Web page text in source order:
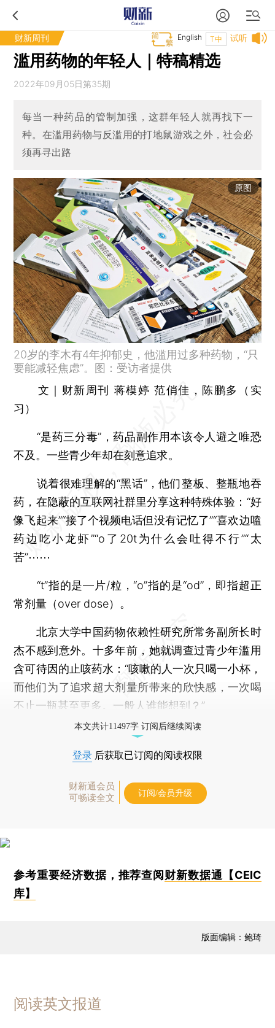
财新周刊 试听
T中
English
滥用药物的年轻人｜特稿精选
2022年09月05日第35期
每当一种药品的管制加强，这群年轻人就再找下一
种。在滥用药物与反滥用的打地鼠游戏之外，社会必
须再寻出路
原图
20岁的李木有4年抑郁史，他滥用过多种药物，“只
要能减轻焦虑”。图：受访者提供
文｜财新周刊 蒋模婷 范俏佳，陈鹏多（实
习）
“是药三分毒”，药品副作用本该令人避之唯恐
不及。一些青少年却在刻意追求。
说着很难理解的“黑话”，他们整板、整瓶地吞
药，在隐蔽的互联网社群里分享这种特殊体验：“好
像飞起来”“接了个视频电话但没有记忆了”“喜欢边嗑
药边吃小龙虾”“o了20t为什么会吐得不行”“太
苦”⋯⋯
“t”指的是—片/粒，“o”指的是“od”，即指超正
常剂量（over dose）。
北京大学中国药物依赖性研究所常务副所长时
杰不感到意外。十多年前，她就调查过青少年滥用
含可待因的止咳药水：“咳嗽的人一次只喝一小杯，
而他们为了追求超大剂量所带来的欣快感，一次喝
不止一瓶甚至更多。一般人谁能想到？”
本文共计11497字 订阅后继续阅读
登录 后获取已订阅的阅读权限
财新通会员
可畅读全文
订阅/会员升级
参考重要经济数据，推荐查阅财新数据通【CEIC
库】
版面编辑：鲍琦
阅读英文报道